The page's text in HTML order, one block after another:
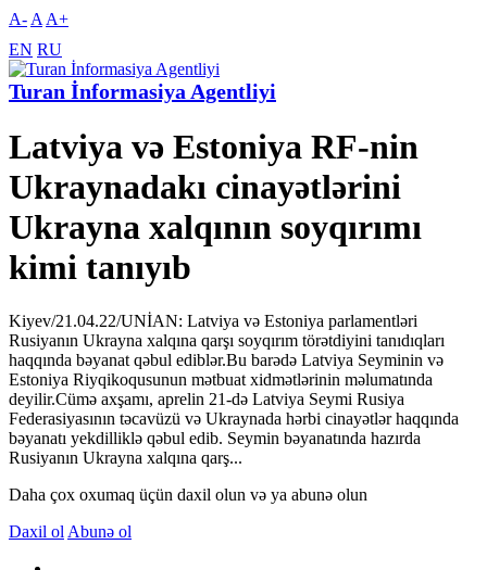
A- A A+
EN RU
Turan İnformasiya Agentliyi
Latviya və Estoniya RF-nin
Ukraynadakı cinayətlərini
Ukrayna xalqının soyqırımı
kimi tanıyıb
Kiyev/21.04.22/UNİAN: Latviya və Estoniya parlamentləri
Rusiyanın Ukrayna xalqına qarşı soyqırım törətdiyini tanıdıqları
haqqında bəyanat qəbul ediblər.Bu barədə Latviya Seyminin və
Estoniya Riyqikoqusunun mətbuat xidmətlərinin məlumatında
deyilir.Cümə axşamı, aprelin 21-də Latviya Seymi Rusiya
Federasiyasının təcavüzü və Ukraynada hərbi cinayətlər haqqında
bəyanatı yekdilliklə qəbul edib. Seymin bəyanatında hazırda
Rusiyanın Ukrayna xalqına qarş...
Daha çox oxumaq üçün daxil olun və ya abunə olun
Daxil ol Abunə ol